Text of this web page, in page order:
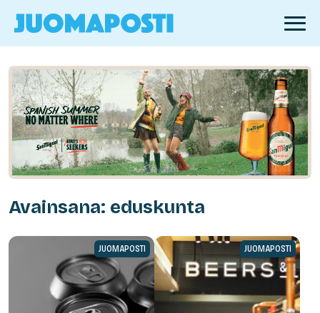
Avainsana: eduskunta
JUOMAPOSTI JUOMAPOSTI